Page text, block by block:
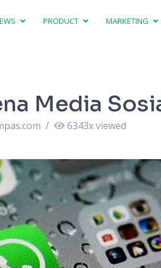
PRODUCT MARKETING
Media
/ 6343x viewed